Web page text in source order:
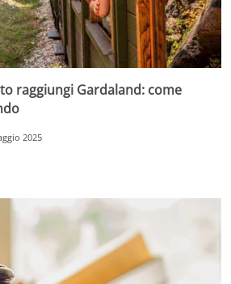
raggiungi Gardaland: come
2025